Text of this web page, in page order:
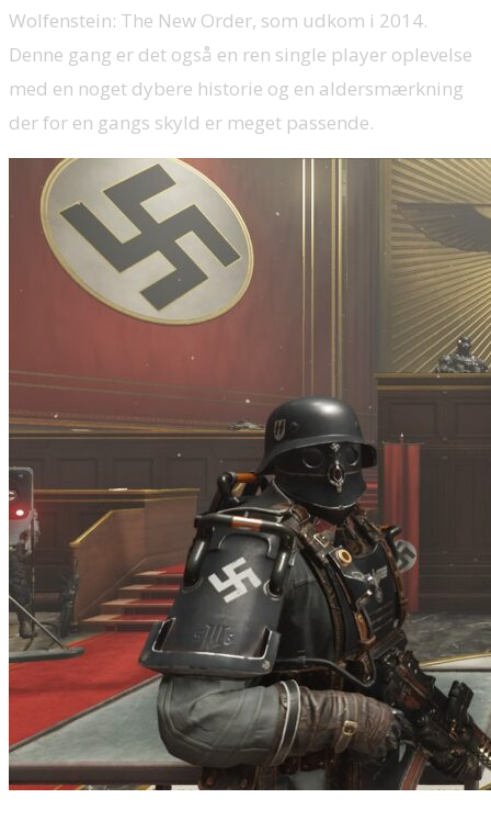
Wolfenstein: The New Order, som udkom i 2014.
Denne gang er det også en ren single player oplevelse
med en noget dybere historie og en aldersmærkning
der for en gangs skyld er meget passende.